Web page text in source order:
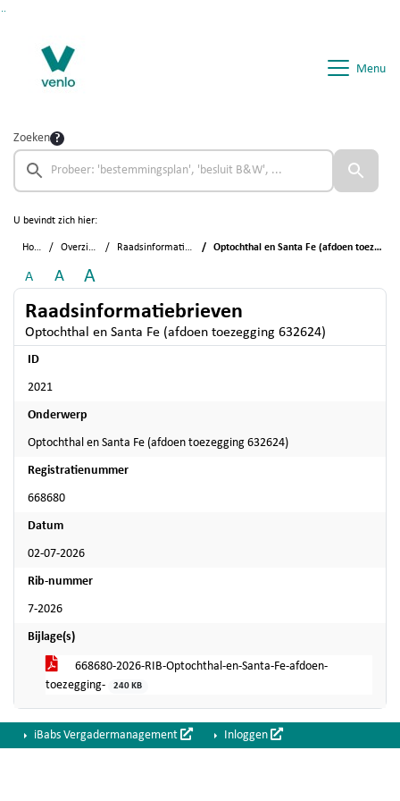
Menu
Zoeken
U bevindt zich hier:
Home Overzichten Raadsinformatiebrieven Optochthal en Santa Fe (afdoen toezegging 632624)
A A A
Raadsinformatiebrieven
Optochthal en Santa Fe (afdoen toezegging 632624)
ID
2021
Onderwerp
Optochthal en Santa Fe (afdoen toezegging 632624)
Registratienummer
668680
Datum
02-07-2026
Rib-nummer
7-2026
Bijlage(s)
668680-2026-RIB-Optochthal-en-Santa-Fe-afdoen-
toezegging-
240 KB
iBabs Vergadermanagement Inloggen